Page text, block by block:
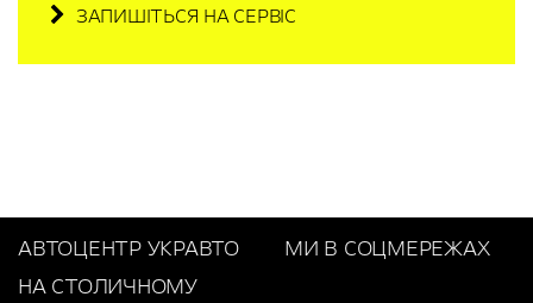
ЗАПИШІТЬСЯ НА СЕРВІС
АВТОЦЕНТР УКРАВТО
НА СТОЛИЧНОМУ
МИ В СОЦМЕРЕЖАХ